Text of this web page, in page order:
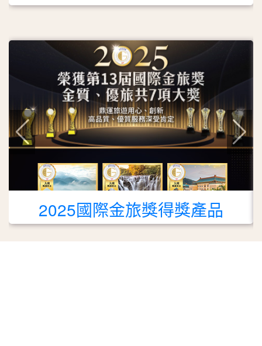
2025國際金旅獎得獎產品